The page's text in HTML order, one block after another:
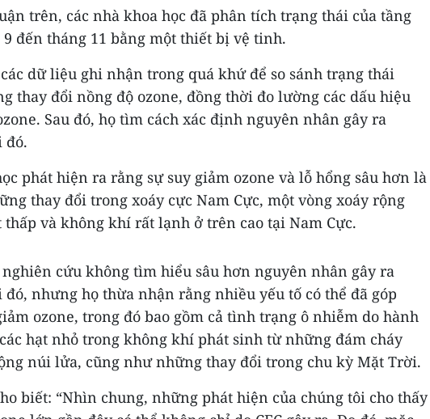
trên, các nhà khoa học đã phân tích trạng thái của tầng
đến tháng 11 bằng một thiết bị vệ tinh.
dữ liệu ghi nhận trong quá khứ để so sánh trạng thái
thay đổi nồng độ ozone, đồng thời đo lường các dấu hiệu
Sau đó, họ tìm cách xác định nguyên nhân gây ra
đó.
phát hiện ra rằng sự suy giảm ozone và lỗ hổng sâu hơn là
thay đổi trong xoáy cực Nam Cực, một vòng xoáy rộng
thấp và không khí rất lạnh ở trên cao tại Nam Cực.
nghiên cứu không tìm hiểu sâu hơn nguyên nhân gây ra
nhưng họ thừa nhận rằng nhiều yếu tố có thể đã góp
ozone, trong đó bao gồm cả tình trạng ô nhiễm do hành
hạt nhỏ trong không khí phát sinh từ những đám cháy
núi lửa, cũng như những thay đổi trong chu kỳ Mặt Trời.
biết: “Nhìn chung, những phát hiện của chúng tôi cho thấy